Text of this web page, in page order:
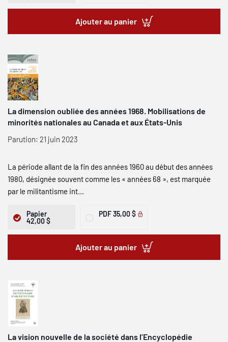
Ajouter au panier
La dimension oubliée des années 1968. Mobilisations de
minorités nationales au Canada et aux États-Unis
Parution: 21 juin 2023
La période allant de la fin des années 1960 au début des années
1980, désignée souvent comme les « années 68 », est marquée
par le militantisme int...
Papier
42,00 $
PDF 35,00 $
Ajouter au panier
La vision nouvelle de la société dans l’Encyclopédie